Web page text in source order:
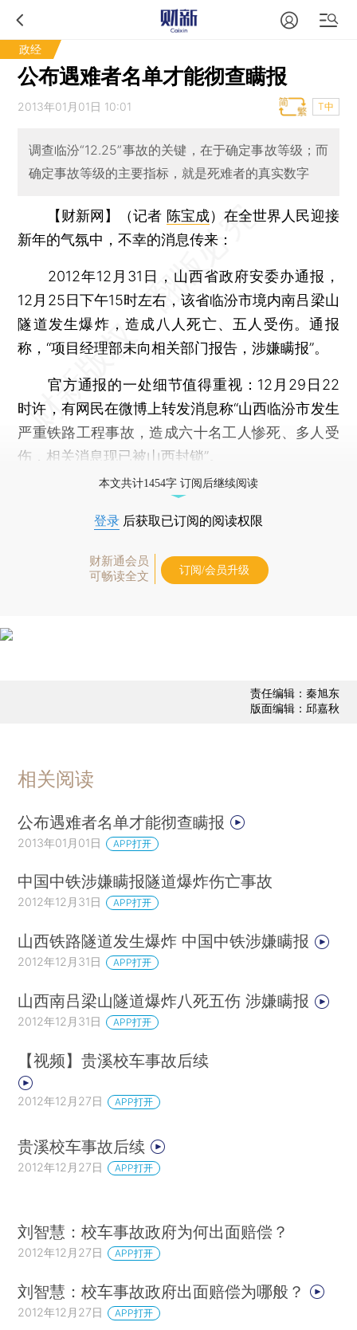
政经
公布遇难者名单才能彻查瞒报
2013年01月01日 10:01 T中
调查临汾“12.25”事故的关键，在于确定事故等级；而
确定事故等级的主要指标，就是死难者的真实数字
【财新网】（记者 陈宝成） 在全世界人民迎接
新年的气氛中，不幸的消息传来：
2012年12月31日，山西省政府安委办通报，
12月25日下午15时左右，该省临汾市境内南吕梁山
隧道发生爆炸，造成八人死亡、五人受伤。通报
称，“项目经理部未向相关部门报告，涉嫌瞒报”。
官方通报的一处细节值得重视：12月29日22
时许，有网民在微博上转发消息称“山西临汾市发生
严重铁路工程事故，造成六十名工人惨死、多人受
伤，相关消息现已被山西封锁”。
本文共计1454字 订阅后继续阅读
登录 后获取已订阅的阅读权限
财新通会员
可畅读全文
订阅/会员升级
责任编辑：秦旭东
版面编辑：邱嘉秋
相关阅读
公布遇难者名单才能彻查瞒报
2013年01月01日 APP打开
中国中铁涉嫌瞒报隧道爆炸伤亡事故
2012年12月31日 APP打开
山西铁路隧道发生爆炸 中国中铁涉嫌瞒报
2012年12月31日 APP打开
山西南吕梁山隧道爆炸八死五伤 涉嫌瞒报
2012年12月31日 APP打开
【视频】贵溪校车事故后续
2012年12月27日 APP打开
贵溪校车事故后续
2012年12月27日 APP打开
刘智慧：校车事故政府为何出面赔偿？
2012年12月27日 APP打开
刘智慧：校车事故政府出面赔偿为哪般？
2012年12月27日 APP打开